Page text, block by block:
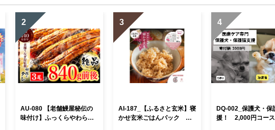
2
AU-080 【老舗鰻屋秘伝の
味付け】ふっくらやわらか
3
AI-187_【ふるさと玄米】寝
かせ玄米ごはんパック 福
4
DQ-002_保護犬・保
援！ 2,000円コー